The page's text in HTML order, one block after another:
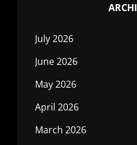
July 2026
June 2026
May 2026
April 2026
March 2026